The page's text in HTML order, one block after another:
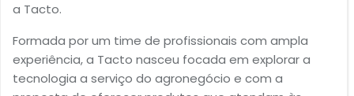
a Tacto.
Formada por um time de profissionais com ampla
experiência, a Tacto nasceu focada em explorar a
tecnologia a serviço do agronegócio e com a